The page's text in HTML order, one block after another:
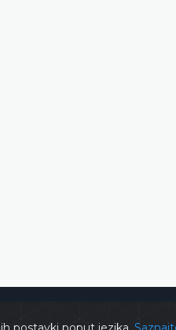
Copyrights @ 2026